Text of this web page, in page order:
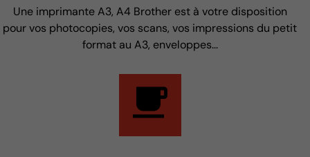
Une imprimante A3, A4 Brother est à votre disposition
pour vos photocopies, vos scans, vos impressions du petit
format au A3, enveloppes...